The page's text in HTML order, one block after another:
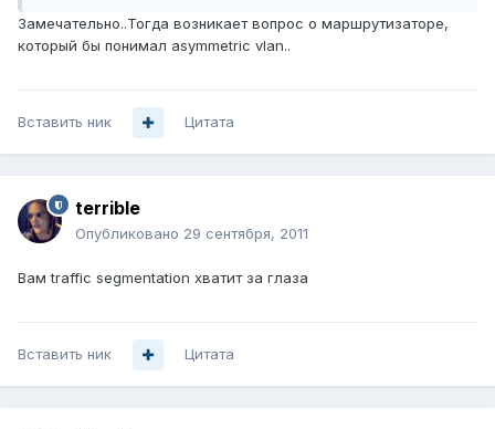
Замечательно..Тогда возникает вопрос о маршрутизаторе,
который бы понимал asymmetric vlan..
Вставить ник Цитата
terrible
Опубликовано 29 сентября, 2011
Вам traffic segmentation хватит за глаза
Вставить ник Цитата